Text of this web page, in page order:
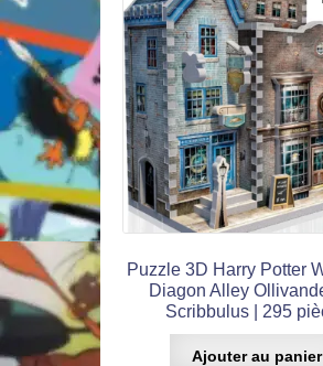
Puzzle 3D Harry Potter
Diagon Alley
Scribbulus | 295
Ajouter au panier